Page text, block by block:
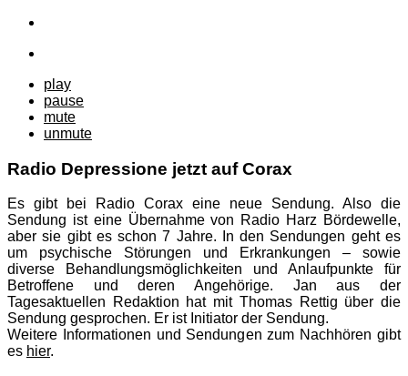
play
pause
mute
unmute
Radio Depressione jetzt auf Corax
Es gibt bei Radio Corax eine neue Sendung. Also die
Sendung ist eine Übernahme von Radio Harz Bördewelle,
aber sie gibt es schon 7 Jahre. In den Sendungen geht es
um psychische Störungen und Erkrankungen – sowie
diverse Behandlungsmöglichkeiten und Anlaufpunkte für
Betroffene und deren Angehörige. Jan aus der
Tagesaktuellen Redaktion hat mit Thomas Rettig über die
Sendung gesprochen. Er ist Initiator der Sendung.
Weitere Informationen und Sendungen zum Nachhören gibt
es hier.